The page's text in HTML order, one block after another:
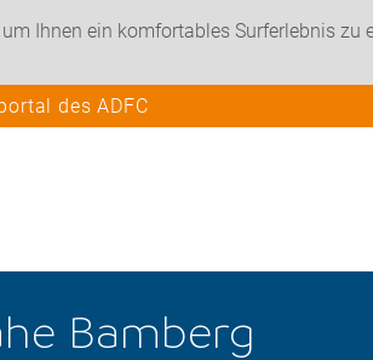
Ihnen ein komfortables Surferlebnis zu
des ADFC
Bamberg